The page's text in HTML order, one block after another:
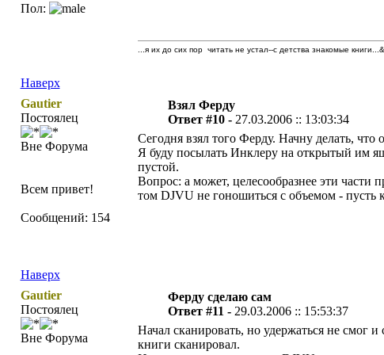
Пол:
Наверх
...я их до сих пор читать не устал--с детства знакомые
Gautier
Постоялец
Вне Форума
Всем привет!
Сообщений: 154
Взял Ферду
Ответ #10 - 27.03.2006 :: 13:03:34
Сегодня взял того Ферду. Начну делать,
Я буду посылать Инклеру на открытый им
пустой.
Вопрос: а может, целесообразнее эти
том DJVU не гоношиться с объемом - пусть
Наверх
Gautier
Постоялец
Вне Форума
Ферду сделаю сам
Ответ #11 - 29.03.2006 :: 15:53:37
Начал сканировать, но удержаться не смог
книги сканировал.